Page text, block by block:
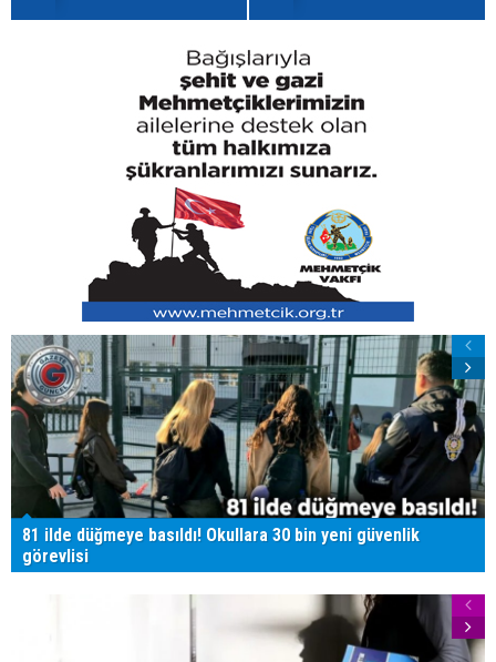
81 ilde düğmeye basıldı! Okullara 30 bin yeni güvenlik
görevlisi